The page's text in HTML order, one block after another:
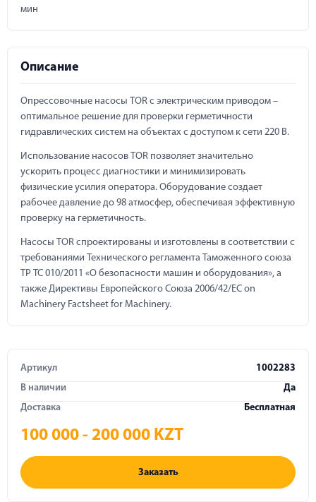
мин
Описание
Опрессовочные насосы TOR с электрическим приводом –
оптимальное решение для проверки герметичности
гидравлических систем на объектах с доступом к сети 220 В.
Использование насосов TOR позволяет значительно
ускорить процесс диагностики и минимизировать
физические усилия оператора. Оборудование создает
рабочее давление до 98 атмосфер, обеспечивая эффективную
проверку на герметичность.
Насосы TOR спроектированы и изготовлены в соответствии с
требованиями Технического регламента Таможенного союза
ТР ТС 010/2011 «О безопасности машин и оборудования», а
также Директивы Европейского Союза 2006/42/EC on
Machinery Factsheet for Machinery.
Артикул
1002283
В наличии
Да
Доставка
Бесплатная
100 000 - 200 000 KZT
Заказать